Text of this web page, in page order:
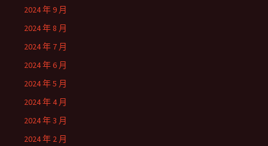
2024 年 9 月
2024 年 8 月
2024 年 7 月
2024 年 6 月
2024 年 5 月
2024 年 4 月
2024 年 3 月
2024 年 2 月